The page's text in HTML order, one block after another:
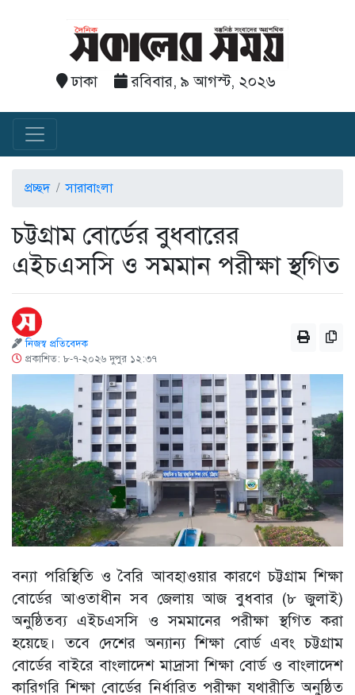
ঢাকা রবিবার, ৯ আগস্ট, ২০২৬
প্রচ্ছদ সারাবাংলা
চট্টগ্রাম বোর্ডের বুধবারের
এইচএসসি ও সমমান পরীক্ষা স্থগিত
নিজস্ব প্রতিবেদক
প্রকাশিত: ৮-৭-২০২৬ দুপুর ১২:৩৭
বন্যা পরিস্থিতি ও বৈরি আবহাওয়ার কারণে চট্টগ্রাম শিক্ষা
বোর্ডের আওতাধীন সব জেলায় আজ বুধবার (৮ জুলাই)
অনুষ্ঠিতব্য এইচএসসি ও সমমানের পরীক্ষা স্থগিত করা
হয়েছে। তবে দেশের অন্যান্য শিক্ষা বোর্ড এবং চট্টগ্রাম
বোর্ডের বাইরে বাংলাদেশ মাদ্রাসা শিক্ষা বোর্ড ও বাংলাদেশ
কারিগরি শিক্ষা বোর্ডের নির্ধারিত পরীক্ষা যথারীতি অনুষ্ঠিত